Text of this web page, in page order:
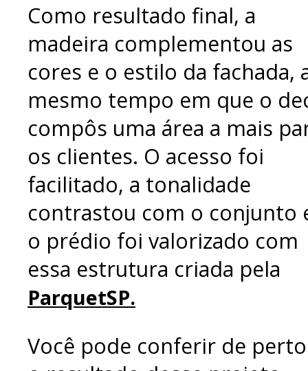
Como resultado final, a
madeira complementou as
cores e o estilo da fachada,
mesmo tempo em que o
compôs uma área a mais
os clientes. O acesso foi
facilitado, a tonalidade
contrastou com o conjunto
o prédio foi valorizado com
essa estrutura criada pela
ParquetSP.
Você pode conferir de perto